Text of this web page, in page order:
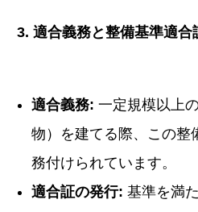
3. 適合義務と整備基準適合
適合義務:一定規模以上
物）を建てる際、この整
務付けられています。
適合証の発行:基準を満